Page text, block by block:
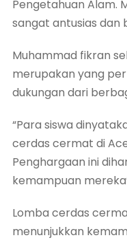
Pengetahuan Alam.
sangat antusias dan
Muhammad fikran
merupakan yang
dukungan dari
“Para siswa
cerdas cermat di
Penghargaan ini
kemampuan
Lomba cerdas
menunjukkan